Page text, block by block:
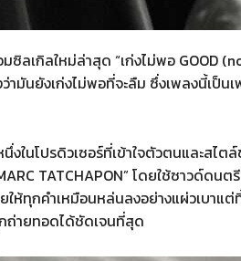
เกิลใหม่ล่าสุด “เก่งไม่พอ GOOD
มันยังเก่งไม่พอที่จะลืม ซึ่งเพลงนี้เป็น
งในโปรดิวเซอร์ที่เข้าใจตัวตนและสไต
TATCHAPON” โดยใช้ซาวด์ดน
ห้ทุกคำเหมือนหล่นลงอย่างแผ่วเบาแต่
ถ่ายทอดได้ชัดเจนที่สุด